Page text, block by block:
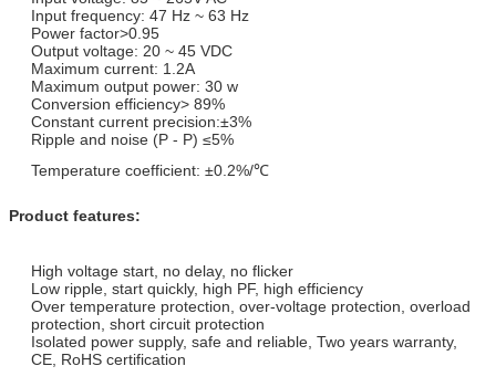
Input frequency: 47 Hz ~ 63 Hz
Power factor>0.95
Output voltage: 20 ~ 45 VDC
Maximum current: 1.2A
Maximum output power: 30 w
Conversion efficiency> 89%
Constant current precision:±3%
Ripple and noise (P - P) ≤5%
Temperature coefficient: ±0.2%/℃
Product features:
High voltage start, no delay, no flicker
Low ripple, start quickly, high PF, high efficiency
Over temperature protection, over-voltage protection, overload
protection, short circuit protection
Isolated power supply, safe and reliable, Two years warranty,
CE, RoHS certification